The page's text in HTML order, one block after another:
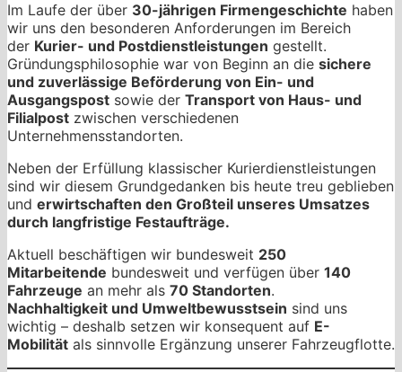
Im Laufe der über 30-jährigen Firmengeschichte haben
wir uns den besonderen Anforderungen im Bereich
der Kurier- und Postdienstleistungen gestellt.
Gründungsphilosophie war von Beginn an die sichere
und zuverlässige Beförderung von Ein- und
Ausgangspost sowie der Transport von Haus- und
Filialpost zwischen verschiedenen
Unternehmensstandorten.
Neben der Erfüllung klassischer Kurierdienstleistungen
sind wir diesem Grundgedanken bis heute treu geblieben
und erwirtschaften den Großteil unseres Umsatzes
durch langfristige Festaufträge.
Aktuell beschäftigen wir bundesweit 250
Mitarbeitende bundesweit und verfügen über 140
Fahrzeuge an mehr als 70 Standorten.
Nachhaltigkeit und Umweltbewusstsein sind uns
wichtig – deshalb setzen wir konsequent auf E-
Mobilität als sinnvolle Ergänzung unserer Fahrzeugflotte.